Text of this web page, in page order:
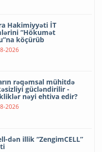
Hakimiyyəti İT
“Hökumət
köçürüb
2026
rəqəmsal mühitdə
gücləndirilir -
nəyi ehtiva edir?
2026
dən illik “ZengimCELL”